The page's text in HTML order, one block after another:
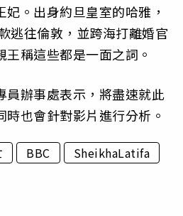
。出身約旦皇室的哈雅，
逃往倫敦，並跨海打離婚官
稱這些都是一面之詞。
員辦事處表示，將盡速就此
也會針對影片進行分析。
BBC SheikhaLatifa